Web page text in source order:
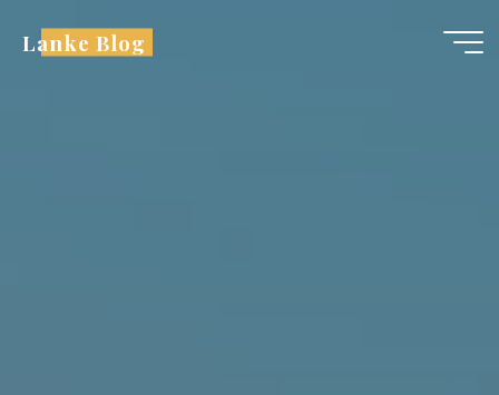
Lanke Blog